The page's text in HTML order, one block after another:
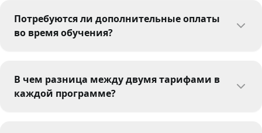
Потребуются ли дополнительные оплаты
во время обучения?
В чем разница между двумя тарифами в
каждой программе?